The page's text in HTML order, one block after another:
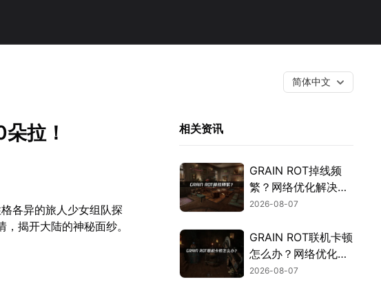
简体中文
拉！
各异的旅人少女组队探
揭开大陆的神秘面纱。
相关资讯
GRAIN ROT掉线频
繁？网络优化解决指
南！
2026-08-07
GRAIN ROT联机卡顿
怎么办？网络优化解
决方案！
2026-08-07